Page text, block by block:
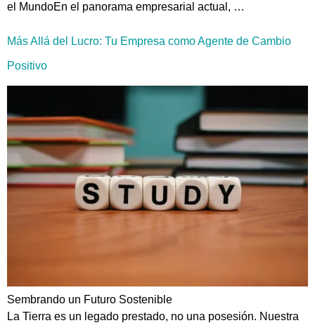
el MundoEn el panorama empresarial actual, …
Más Allá del Lucro: Tu Empresa como Agente de Cambio
Positivo
Sembrando un Futuro Sostenible
La Tierra es un legado prestado, no una posesión. Nuestra